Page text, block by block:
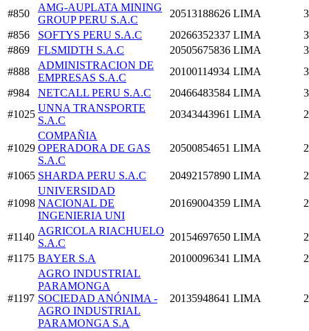
#850
AMG-AUPLATA MINING
GROUP PERU S.A.C
20513188626 LIMA
#856
SOFTYS PERU S.A.C 20266352337 LIMA
#869
FLSMIDTH S.A.C 20505675836 LIMA
#888
ADMINISTRACION DE
EMPRESAS S.A.C
20100114934 LIMA
#984
NETCALL PERU S.A.C 20466483584 LIMA
#1025
UNNA TRANSPORTE
S.A.C
20343443961 LIMA
#1029
COMPAÑIA
OPERADORA DE GAS
S.A.C
20500854651 LIMA
#1065 SHARDA PERU S.A.C 20492157890 LIMA
#1098
UNIVERSIDAD
NACIONAL DE
INGENIERIA UNI
20169004359 LIMA
#1140
AGRICOLA RIACHUELO
S.A.C
20154697650 LIMA
#1175 BAYER S.A 20100096341 LIMA
#1197
AGRO INDUSTRIAL
PARAMONGA
SOCIEDAD ANÓNIMA -
AGRO INDUSTRIAL
PARAMONGA S.A
20135948641 LIMA